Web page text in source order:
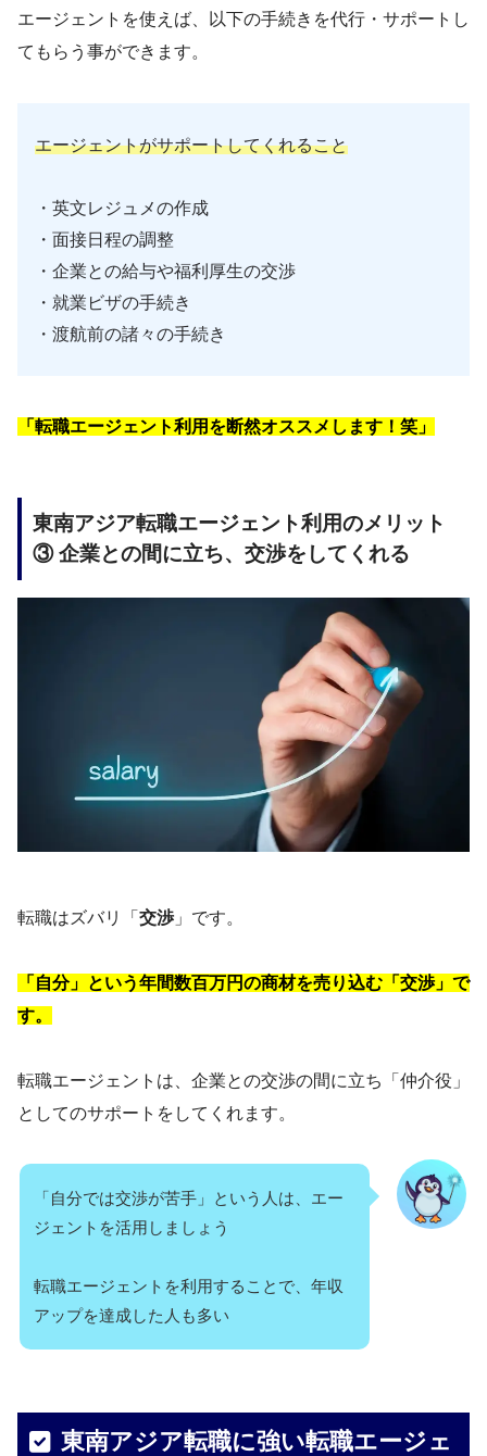
エージェントを使えば、以下の手続きを代行・サポートし
てもらう事ができます。
エージェントがサポートしてくれること
・英文レジュメの作成
・面接日程の調整
・企業との給与や福利厚生の交渉
・就業ビザの手続き
・渡航前の諸々の手続き
「転職エージェント利用を断然オススメします！笑」
東南アジア転職エージェント利用のメリット
③ 企業との間に立ち、交渉をしてくれる
転職はズバリ「 交渉」です。
「自分」という年間数百万円の商材を売り込む「交渉」で
す。
転職エージェントは、企業との交渉の間に立ち「仲介役」
としてのサポートをしてくれます。
「自分では交渉が苦手」という人は、エー
ジェントを活用しましょう
転職エージェントを利用することで、年収
アップを達成した人も多い
東南アジア転職に強い転職エージェ